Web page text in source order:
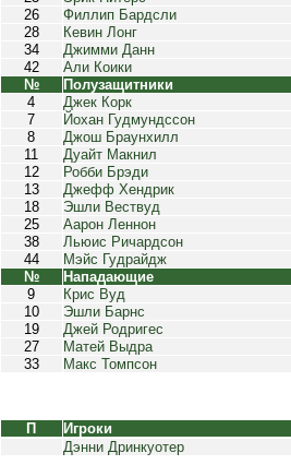
26
Филлип Бардсли
28
Кевин Лонг
34
Джимми Данн
42
Али Коики
№
Полузащитники
4
Джек Корк
7
Йохан Гудмундссон
8
Джош Браунхилл
11
Дуайт Макнил
12
Робби Брэди
13
Джефф Хендрик
18
Эшли Вествуд
25
Аарон Леннон
38
Льюис Ричардсон
44
Мэйс Гудрайдж
№
Нападающие
9
Крис Вуд
10
Эшли Барнс
19
Джей Родригес
27
Матей Выдра
33
Макс Томпсон
П
Игроки
Дэнни Дринкуотер